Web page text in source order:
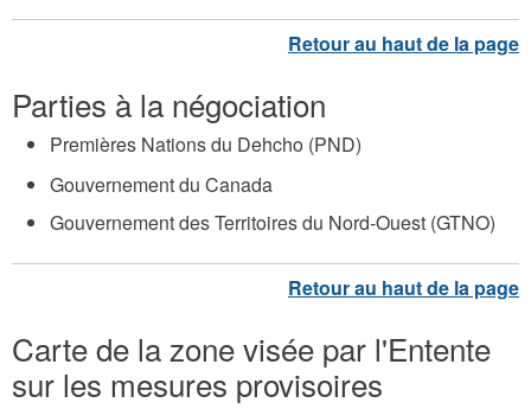
Parties à la négociation
Premières Nations du Dehcho (PND)
Gouvernement du Canada
Gouvernement des Territoires du Nord-Ouest (GTNO)
Carte de la zone visée par l'Entente
sur les mesures provisoires